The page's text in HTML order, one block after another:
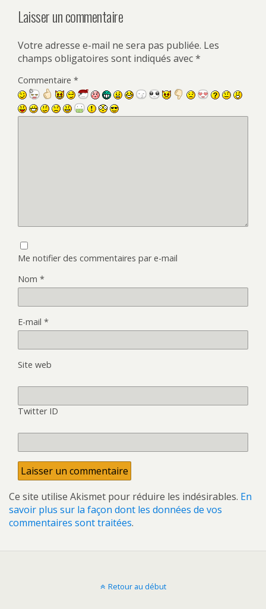
Laisser un commentaire
Votre adresse e-mail ne sera pas publiée. Les
champs obligatoires sont indiqués avec*
Commentaire *
Me notifier des commentaires par e-mail
Nom *
E-mail *
Site web
Twitter ID
Ce site utilise Akismet pour réduire les indésirables. En
savoir plus sur la façon dont les données de vos
commentaires sont traitées.
Retour au début